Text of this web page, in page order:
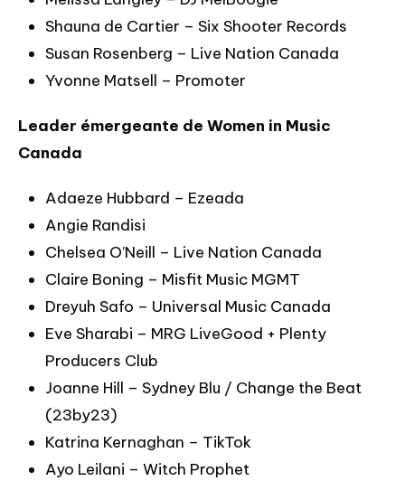
Shauna de Cartier – Six Shooter Records
Susan Rosenberg – Live Nation Canada
Yvonne Matsell – Promoter
Leader émergeante de Women in Music
Canada
Adaeze Hubbard – Ezeada
Angie Randisi
Chelsea O’Neill – Live Nation Canada
Claire Boning – Misfit Music MGMT
Dreyuh Safo – Universal Music Canada
Eve Sharabi – MRG LiveGood + Plenty
Producers Club
Joanne Hill – Sydney Blu / Change the Beat
(23by23)
Katrina Kernaghan – TikTok
Ayo Leilani – Witch Prophet